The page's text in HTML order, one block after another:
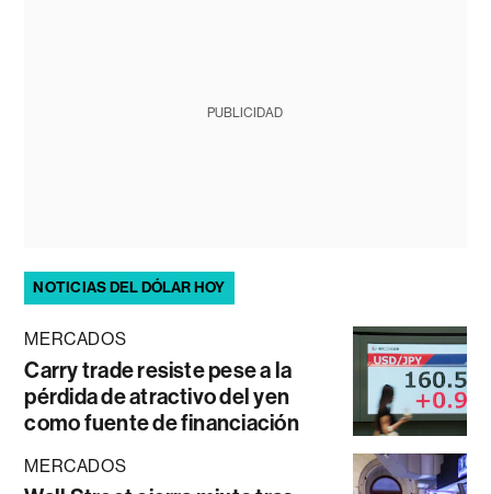
PUBLICIDAD
NOTICIAS DEL DÓLAR HOY
MERCADOS
Carry trade resiste pese a la
pérdida de atractivo del yen
como fuente de financiación
MERCADOS